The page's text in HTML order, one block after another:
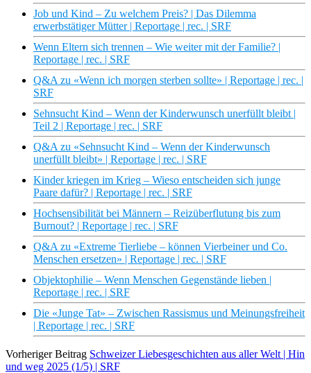
Job und Kind – Zu welchem Preis? | Das Dilemma
erwerbstätiger Mütter | Reportage | rec. | SRF
Wenn Eltern sich trennen – Wie weiter mit der Familie? |
Reportage | rec. | SRF
Q&A zu «Wenn ich morgen sterben sollte» | Reportage | rec. |
SRF
Sehnsucht Kind – Wenn der Kinderwunsch unerfüllt bleibt |
Teil 2 | Reportage | rec. | SRF
Q&A zu «Sehnsucht Kind – Wenn der Kinderwunsch
unerfüllt bleibt» | Reportage | rec. | SRF
Kinder kriegen im Krieg – Wieso entscheiden sich junge
Paare dafür? | Reportage | rec. | SRF
Hochsensibilität bei Männern – Reizüberflutung bis zum
Burnout? | Reportage | rec. | SRF
Q&A zu «Extreme Tierliebe – können Vierbeiner und Co.
Menschen ersetzen» | Reportage | rec. | SRF
Objektophilie – Wenn Menschen Gegenstände lieben |
Reportage | rec. | SRF
Die «Junge Tat» – Zwischen Rassismus und Meinungsfreiheit
| Reportage | rec. | SRF
Vorheriger Beitrag Schweizer Liebesgeschichten aus aller Welt | Hin
und weg 2025 (1/5) | SRF